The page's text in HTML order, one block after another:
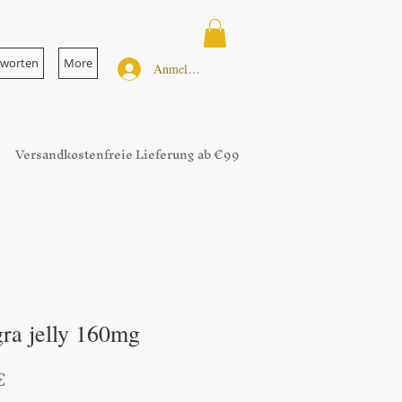
More Anmelden
Versandkostenfreie Lieferung ab €99
jelly 160mg
Sale-